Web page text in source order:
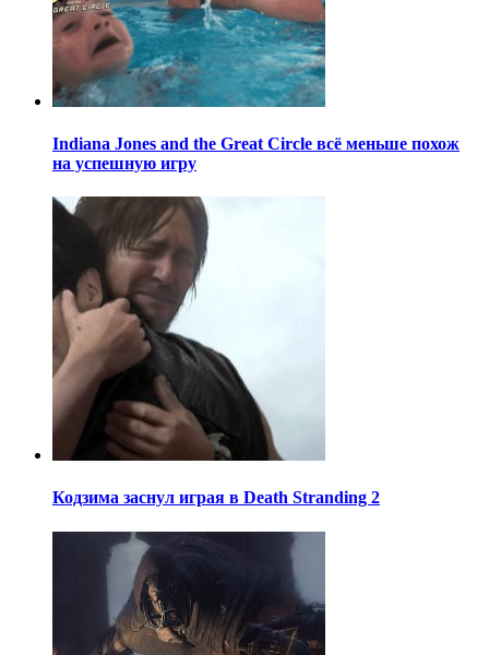
Indiana Jones and the Great Circle всё меньше похож
на успешную игру
Кодзима заснул играя в Death Stranding 2